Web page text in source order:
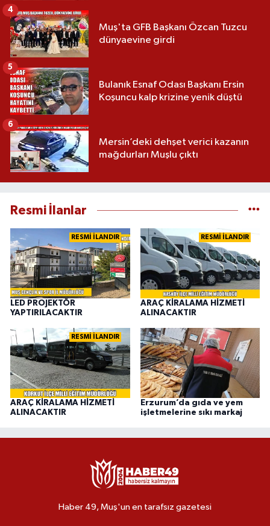
Muş'ta GFB Başkanı Özcan Tuzcu
dünyaevine girdi
4
Bulanık Esnaf Odası Başkanı Ersin
Koşuncu kalp krizine yenik düştü
5
Mersin’deki dehşet verici kazanın
mağdurları Muşlu çıktı
6
Resmi İlanlar
RESMİ İLANDIR
LED PROJEKTÖR
YAPTIRILACAKTIR
RESMİ İLANDIR
ARAÇ KİRALAMA HİZMETİ
ALINACAKTIR
RESMİ İLANDIR
ARAÇ KİRALAMA HİZMETİ
ALINACAKTIR
Erzurum’da gıda ve yem
işletmelerine sıkı markaj
Haber 49, Muş'un en tarafsız gazetesi